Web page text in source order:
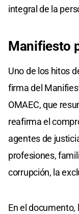
integral de la
Manifiesto
Uno de los hitos
firma del
OMAEC, que
reafirma el
agentes de
profesiones,
corrupción, la
En el